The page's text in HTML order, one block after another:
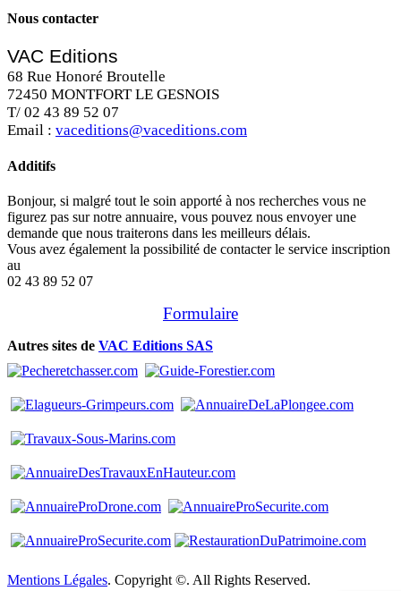
Nous contacter
VAC Editions
68 Rue Honoré Broutelle
72450 MONTFORT LE GESNOIS
T/ 02 43 89 52 07
Email : vaceditions@vaceditions.com
Additifs
Bonjour, si malgré tout le soin apporté à nos recherches vous ne
figurez pas sur notre annuaire, vous pouvez nous envoyer une
demande que nous traiterons dans les meilleurs délais.
Vous avez également la possibilité de contacter le service inscription
au
02 43 89 52 07
Formulaire
Autres sites de VAC Editions SAS
Mentions Légales. Copyright ©. All Rights Reserved.